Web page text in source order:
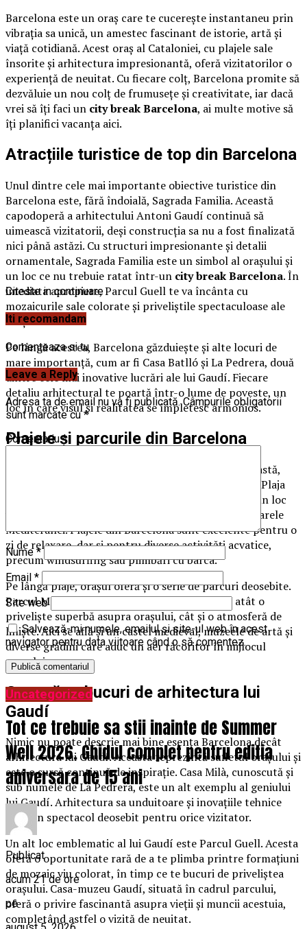
Barcelona este un oraș care te cucerește instantaneu prin
vibrația sa unică, un amestec fascinant de istorie, artă și
viață cotidiană. Acest oraș al Cataloniei, cu plajele sale
însorite și arhitectura impresionantă, oferă vizitatorilor o
experiență de neuitat. Cu fiecare colț, Barcelona promite să
dezvăluie un nou colț de frumusețe și creativitate, iar dacă
vrei să îți faci un city break Barcelona, ai multe motive să
îți planifici vacanța aici.
Atracțiile turistice de top din Barcelona
Unul dintre cele mai importante obiective turistice din
Barcelona este, fără îndoială, Sagrada Familia. Această
capodoperă a arhitectului Antoni Gaudí continuă să
uimească vizitatorii, deși construcția sa nu a fost finalizată
nici până astăzi. Cu structuri impresionante și detalii
ornamentale, Sagrada Familia este un simbol al orașului și
un loc ce nu trebuie ratat într-un city break Barcelona. În
imediata apropiere, Parcul Guell te va încânta cu
mozaicurile sale colorate și priveliștile spectaculoase ale
orașului.
Pe lângă acestea, Barcelona găzduiește și alte locuri de
mare importanță, cum ar fi Casa Batlló și La Pedrera, două
dintre cele mai inovative lucrări ale lui Gaudí. Fiecare
detaliu arhitectural te poartă într-o lume de poveste, un
loc în care visul și realitatea se împletesc armonios.
Plajele și parcurile din Barcelona
Dacă ești un iubitor al soarelui și al peisajelor de coastă,
Barcelona are plaje spectaculoase care te așteaptă. Plaja
Barceloneta este cea mai populară dintre acestea, un loc
vibrant unde localnicii și turiștii se relaxează sub soarele
Mediteranei. Plajele din Barcelona sunt excelente pentru o
zi de relaxare, dar și pentru diverse activități acvatice,
precum windsurfing sau plimbări cu barca.
Pe lângă plaje, orașul oferă și o serie de parcuri deosebite.
Parcul Montjuïc, situat pe o colină, îți va oferi atât o
priveliște superbă asupra orașului, cât și o atmosferă de
liniște. Aici se află și un castel medieval, muzeele de artă și
diverse grădini care aduc un aer răcoritor în mijlocul
orașului.
Cum să te bucuri de arhitectura lui
Gaudí
Nimic nu poate descrie mai bine esența Barcelona decât
arhitectura lui Gaudí. Aceasta reprezintă sufletul orașului și
este o sursă continuă de inspirație. Casa Milà, cunoscută și
sub numele de La Pedrera, este un alt exemplu al geniului
lui Gaudí. Arhitectura sa unduitoare și inovațiile tehnice
sunt un spectacol deosebit pentru orice vizitator.
Un alt loc emblematic al lui Gaudí este Parcul Guell. Acesta
oferă o oportunitate rară de a te plimba printre formațiuni
de mozaic viu colorat, în timp ce te bucuri de priveliștea
orașului. Casa-muzeu Gaudí, situată în cadrul parcului,
oferă o privire fascinantă asupra vieții și muncii acestuia,
completând astfel o vizită de neuitat.
Citeste in continuare
Iti recomandam
Comenteaza si tu
Leave a Reply
Adresa ta de email nu va fi publicată. Câmpurile obligatorii
sunt marcate cu*
Comentariu*
Nume*
Email *
Site web
Salvează-mi numele, emailul și site-ul web în acest
navigator pentru data viitoare când o să comentez.
Uncategorized
Tot ce trebuie sa stii inainte de Summer
Well 2026. Ghidul complet pentru editia
aniversara de 15 ani
Publicat
acum 21 de ore
pe